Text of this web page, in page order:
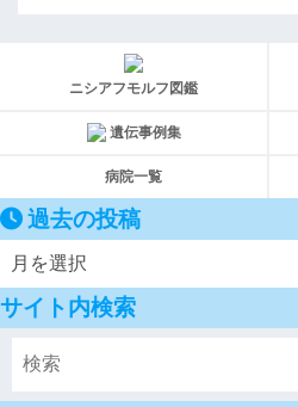
ニシアフモルフ図鑑
遺伝事例集
病院一覧
過去の投稿
サイト内検索